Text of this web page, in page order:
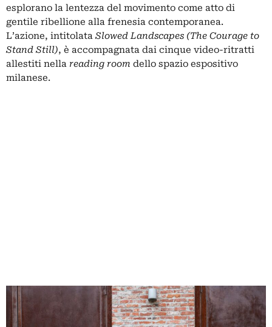
esplorano la lentezza del movimento come atto di
gentile ribellione alla frenesia contemporanea.
L’azione, intitolata Slowed Landscapes (The Courage to
Stand Still), è accompagnata dai cinque video-ritratti
allestiti nella reading room dello spazio espositivo
milanese.